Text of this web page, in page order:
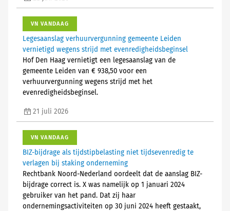
VN VANDAAG
Legesaanslag verhuurvergunning gemeente Leiden
vernietigd wegens strijd met evenredigheidsbeginsel
Hof Den Haag vernietigt een legesaanslag van de
gemeente Leiden van € 938,50 voor een
verhuurvergunning wegens strijd met het
evenredigheidsbeginsel.
21 juli 2026
VN VANDAAG
BIZ-bijdrage als tijdstipbelasting niet tijdsevenredig te
verlagen bij staking onderneming
Rechtbank Noord-Nederland oordeelt dat de aanslag BIZ-
bijdrage correct is. X was namelijk op 1 januari 2024
gebruiker van het pand. Dat zij haar
ondernemingsactiviteiten op 30 juni 2024 heeft gestaakt,